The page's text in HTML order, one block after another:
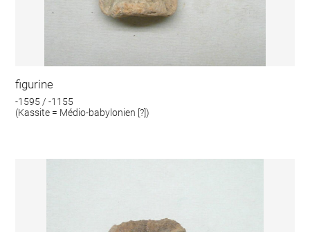
figurine
-1595 / -1155
(Kassite = Médio-babylonien [?])